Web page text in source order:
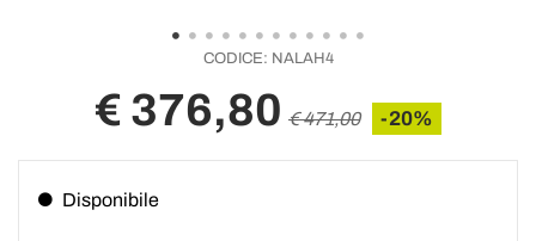
CODICE: NALAH4
€ 376,80 € 471,00 -20%
Disponibile